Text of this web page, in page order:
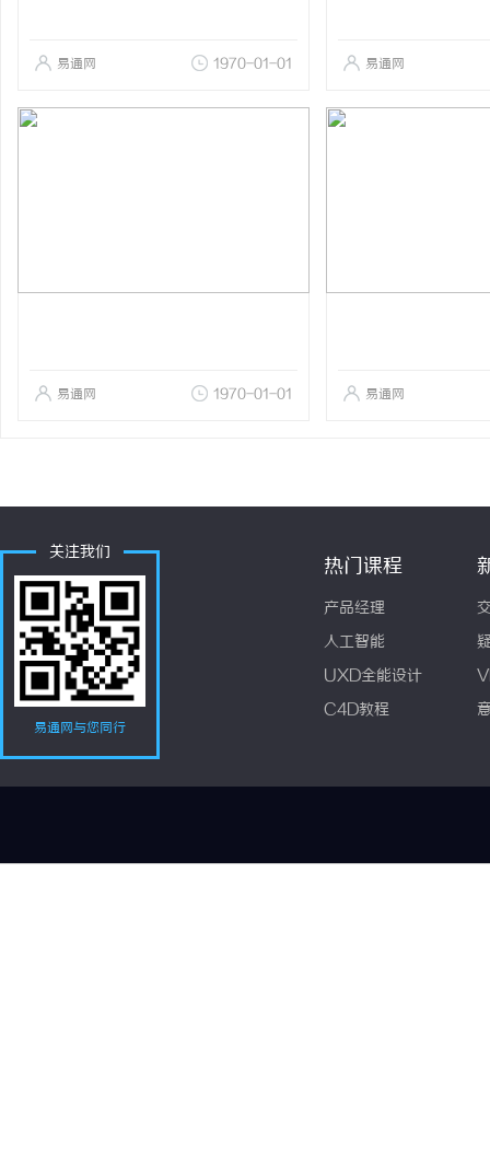
易通网 1970-01-01 易通网
易通网 1970-01-01 易通网
关注我们
易通网与您同行
热门课程
产品经理
人工智能
UXD全能设计
C4D教程